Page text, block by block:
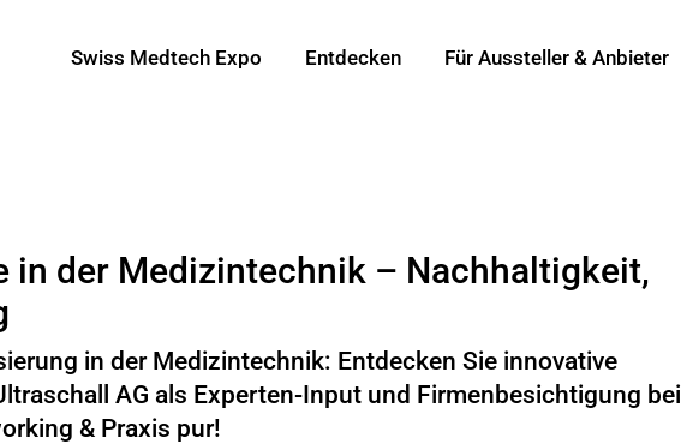
Swiss Medtech Expo Entdecken Für Aussteller & Anbieter
in der Medizintechnik – Nachhaltigkeit,
in der Medizintechnik: Entdecken Sie innovative
AG als Experten-Input und Firmenbesichtigung bei
& Praxis pur!